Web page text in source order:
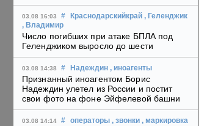
03.08 16:03 # Краснодарскийкрай , Геленджик
, Владимир
Число погибших при атаке БПЛА под
Геленджиком выросло до шести
03.08 14:38 # Надеждин , иноагенты
Признанный иноагентом Борис
Надеждин улетел из России и постит
свои фото на фоне Эйфелевой башни
03.08 14:14 # операторы , звонки , маркировка